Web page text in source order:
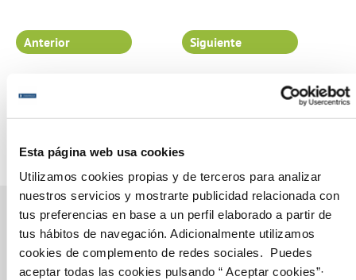
Esta página web usa cookies
Utilizamos cookies propias y de terceros para analizar
nuestros servicios y mostrarte publicidad relacionada con
tus preferencias en base a un perfil elaborado a partir de
tus hábitos de navegación. Adicionalmente utilizamos
cookies de complemento de redes sociales. Puedes
aceptar todas las cookies pulsando “ Aceptar cookies”·
situación de vulnerabilidad.
Página 65 de 102
Anterior Siguiente
Gestiones Online